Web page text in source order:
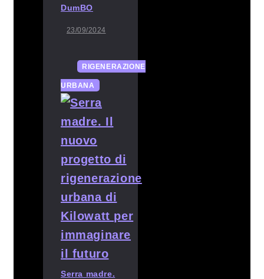
DumBO
23/09/2024
RIGENERAZIONE
URBANA
Serra madre.